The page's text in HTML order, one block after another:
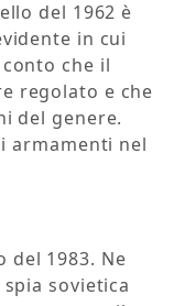
del 1962 è
in cui
che il
regolato e che
del genere.
armamenti nel
del 1983. Ne
spia sovietica